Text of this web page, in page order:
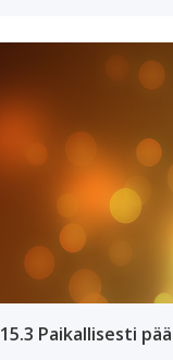
15.3 Paikallisesti